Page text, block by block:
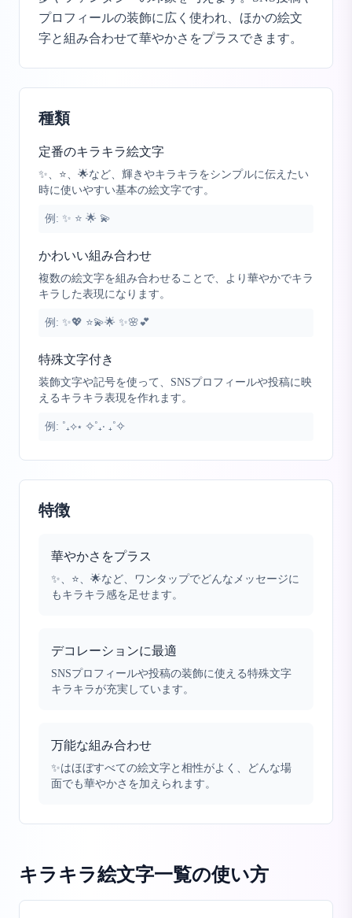
プロフィールの装飾に広く使われ、ほかの絵文
字と組み合わせて華やかさをプラスできます。
種類
定番のキラキラ絵文字
✨、⭐、🌟など、輝きやキラキラをシンプルに伝えたい
時に使いやすい基本の絵文字です。
例: ✨ ⭐ 🌟 💫
かわいい組み合わせ
複数の絵文字を組み合わせることで、より華やかでキラ
キラした表現になります。
例: ✨💖 ⭐💫🌟 ✨🌸💕
特殊文字付き
装飾文字や記号を使って、SNSプロフィールや投稿に映
えるキラキラ表現を作れます。
例: ˚₊⟡⋆ ✧˚₊‧ ₊˚✧
特徴
華やかさをプラス
✨、⭐、🌟など、ワンタップでどんなメッセージに
もキラキラ感を足せます。
デコレーションに最適
SNSプロフィールや投稿の装飾に使える特殊文字
キラキラが充実しています。
万能な組み合わせ
✨はほぼすべての絵文字と相性がよく、どんな場
面でも華やかさを加えられます。
キラキラ絵文字一覧の使い方